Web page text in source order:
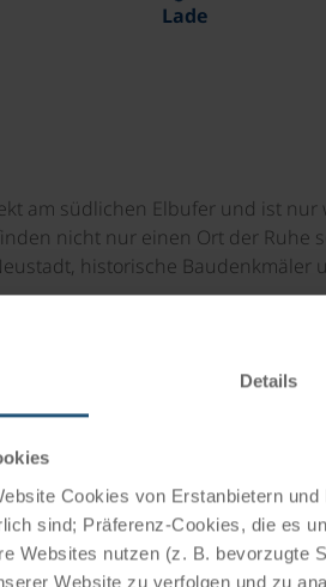
Details
Cookies von Erstanbietern
sind; Präferenz-Cookies, die es
Websites nutzen (z. B. bevorzugte
Website zu verfolgen und zu
Lade
am südlichen Elbufer und ist nur
nicht nur einen Ort der Ruhe
historische Baudenkmäler
Duschbad, Klimaanlage, TV und
einen schönen Ausblick.
in den Tag. Die Elbterrasse
serviert internationale